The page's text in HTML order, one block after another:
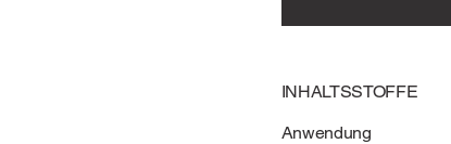
INHALTSSTOFFE
Anwendung